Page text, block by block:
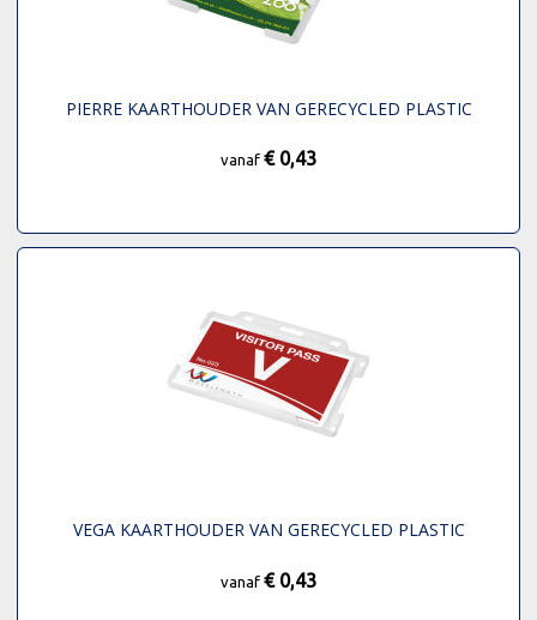
PIERRE KAARTHOUDER VAN GERECYCLED PLASTIC
vanaf € 0,43
VEGA KAARTHOUDER VAN GERECYCLED PLASTIC
vanaf € 0,43